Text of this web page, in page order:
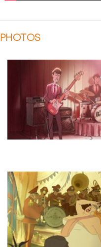
PHOTOS